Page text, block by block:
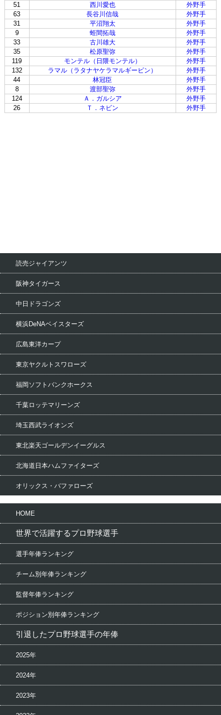
51
西川愛也
外野手
63
長谷川信哉
外野手
31
平沼翔太
外野手
9
蛭間拓哉
外野手
33
古川雄大
外野手
35
松原聖弥
外野手
119
モンテル（日隈モンテル）
外野手
132
ラマル（ラタナヤケラマルギービン）
外野手
44
林冠臣
外野手
8
渡部聖弥
外野手
124
Ａ．ガルシア
外野手
26
Ｔ．ネビン 外野手
読売ジャイアンツ
阪神タイガース
中日ドラゴンズ
横浜DeNAベイスターズ
広島東洋カープ
東京ヤクルトスワローズ
福岡ソフトバンクホークス
千葉ロッテマリーンズ
埼玉西武ライオンズ
東北楽天ゴールデンイーグルス
北海道日本ハムファイターズ
オリックス・バファローズ
HOME
世界で活躍するプロ野球選手
選手年俸ランキング
チーム別年俸ランキング
監督年俸ランキング
ポジション別年俸ランキング
引退したプロ野球選手の年俸
2025年
2024年
2023年